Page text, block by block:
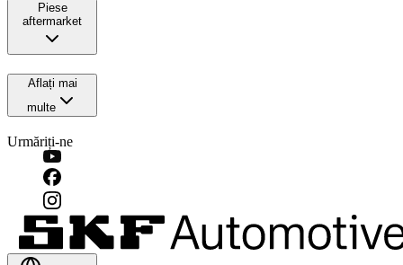
Piese
aftermarket
Aflați mai
multe
Urmăriți-ne